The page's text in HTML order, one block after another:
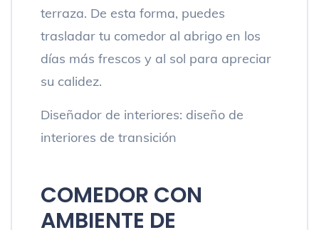
terraza. De esta forma, puedes
trasladar tu comedor al abrigo en los
días más frescos y al sol para apreciar
su calidez.
Diseñador de interiores: diseño de
interiores de transición
COMEDOR CON
AMBIENTE DE